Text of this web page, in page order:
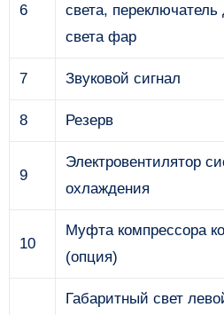
6
света, переключатель
света фар
7 Звуковой сигнал
8 Резерв
9
Электровентилятор
охлаждения
10
Муфта компрессора
(опция)
Габаритный свет